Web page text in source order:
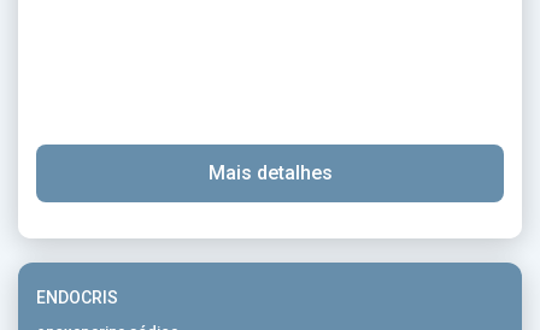
Mais detalhes
ENDOCRIS